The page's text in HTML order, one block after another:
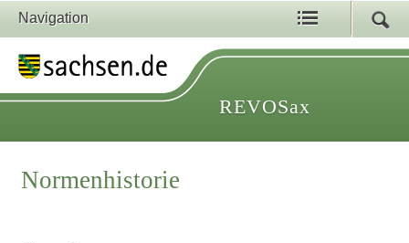
Navigation
REVOSax
Normenhistorie